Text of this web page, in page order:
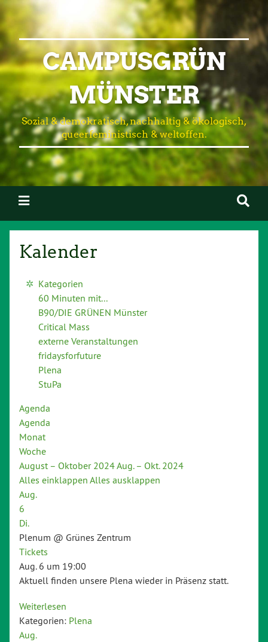
CAMPUSGRÜN
MÜNSTER
Sozial & demokratisch, nachhaltig & ökologisch,
queerfeministisch & weltoffen.
Kalender
Kategorien
60 Minuten mit...
B90/DIE GRÜNEN Münster
Critical Mass
externe Veranstaltungen
fridaysforfuture
Plena
StuPa
Agenda
Agenda
Monat
Woche
August – Oktober 2024Aug. – Okt. 2024
Alles einklappen Alles ausklappen
Aug.
6
Di.
Plenum @ Grünes Zentrum
Tickets
Aug. 6 um 19:00
Aktuell finden unsere Plena wieder in Präsenz statt.
Weiterlesen
Kategorien: Plena
Aug.